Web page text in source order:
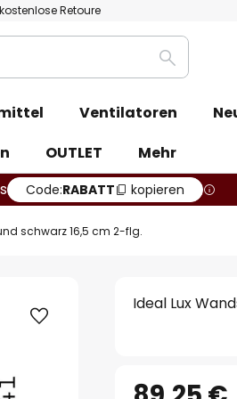
Retoure
Suche
Ventilatoren
OUTLET
Mehr
Code:RABATT kopieren
schwarz 16,5 cm 2-flg.
Ideal Lux